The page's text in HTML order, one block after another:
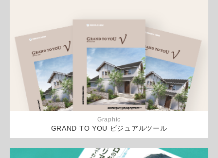
Graphic
GRAND TO YOU ビジュアルツール